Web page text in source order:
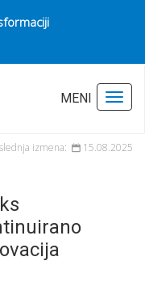
MENI
kontinuirano napreduje u
izmena:
15.08.2025